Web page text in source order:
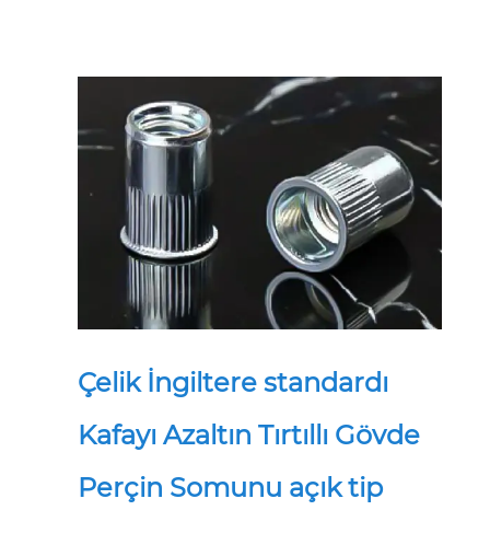
Çelik İngiltere standardı
Kafayı Azaltın Tırtıllı Gövde
Perçin Somunu açık tip